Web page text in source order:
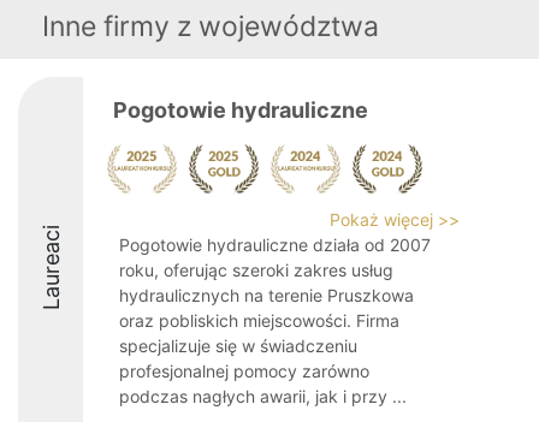
Inne firmy z województwa
Laureaci
Pogotowie hydrauliczne
Pokaż więcej >>
Pogotowie hydrauliczne działa od 2007
roku, oferując szeroki zakres usług
hydraulicznych na terenie Pruszkowa
oraz pobliskich miejscowości. Firma
specjalizuje się w świadczeniu
profesjonalnej pomocy zarówno
podczas nagłych awarii, jak i przy ...